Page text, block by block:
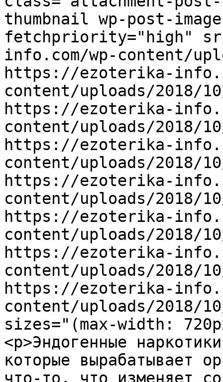
thumbnail wp-post-
fetchpriority="high"
info.com/wp-content/
https://ezoterika-
content/uploads/2018/
https://ezoterika-
content/uploads/2018/
https://ezoterika-
content/uploads/2018/
https://ezoterika-
content/uploads/2018/
https://ezoterika-
content/uploads/2018/
https://ezoterika-
content/uploads/2018/
https://ezoterika-
content/uploads/2018/
sizes="(max-width:
<p>Эндогенные
которые вырабатывает
что-то, что изменяет